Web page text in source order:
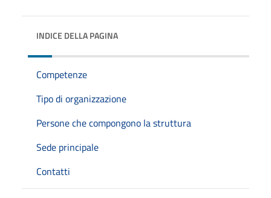
INDICE DELLA PAGINA
Competenze
Tipo di organizzazione
Persone che compongono la struttura
Sede principale
Contatti